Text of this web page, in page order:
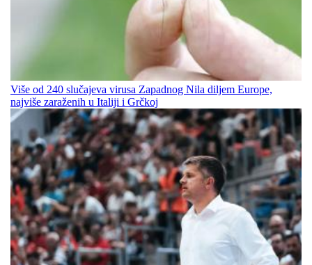
Više od 240 slučajeva virusa Zapadnog Nila diljem Europe,
najviše zaraženih u Italiji i Grčkoj